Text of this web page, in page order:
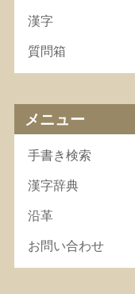
漢字
質問箱
メニュー
手書き検索
漢字辞典
沿革
お問い合わせ